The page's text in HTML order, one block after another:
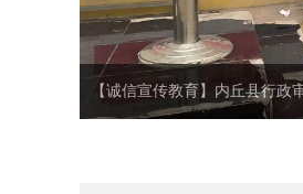
【诚信宣传教育】内丘县行政